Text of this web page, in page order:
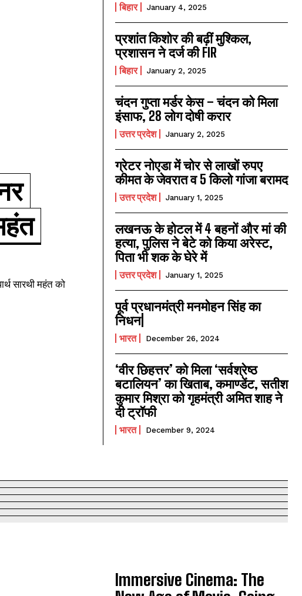
सारथी महंत को
बिहार January 4, 2025
प्रशांत किशोर की बढ़ीं मुश्किल,
प्रशासन ने दर्ज की FIR
बिहार January 2, 2025
चंदन गुप्‍ता मर्डर केस – चंदन को मिला
इंसाफ, 28 लोग दोषी करार
उत्तर प्रदेश January 2, 2025
ग्रेटर नोएडा में चोर से लाखों रुपए
कीमत के जेवरात व 5 किलो गांजा बरामद
उत्तर प्रदेश January 1, 2025
लखनऊ के होटल में 4 बहनों और मां की
हत्‍या, पुलिस ने बेटे को किया अरेस्‍ट,
पिता भी शक के घेरे में
उत्तर प्रदेश January 1, 2025
पूर्व प्रधानमंत्री मनमोहन सिंह का
निधन|
भारत December 26, 2024
‘वीर छिहत्तर’ को मिला ‘सर्वश्रेष्ठ
बटालियन’ का खिताब, कमाण्डेंट, सतीश
कुमार मिश्रा को गृहमंत्री अमित शाह ने
दी ट्रॉफी
भारत December 9, 2024
Immersive Cinema: The